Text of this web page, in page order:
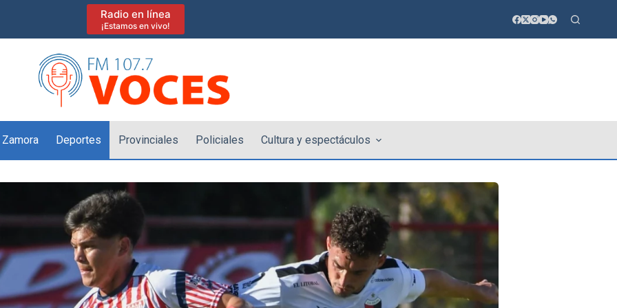
Radio en línea
¡Estamos en vivo!
Deportes Provinciales Policiales Cultura y espectáculos